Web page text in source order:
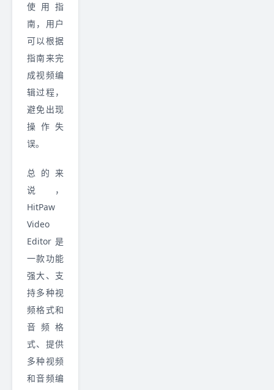
使用指
南，用户
可以根据
指南来完
成视频编
辑过程，
避免出现
操作失
误。
总的来
说，
HitPaw
Video
Editor 是
一款功能
强大、支
持多种视
频格式和
音频格
式、提供
多种视频
和音频编